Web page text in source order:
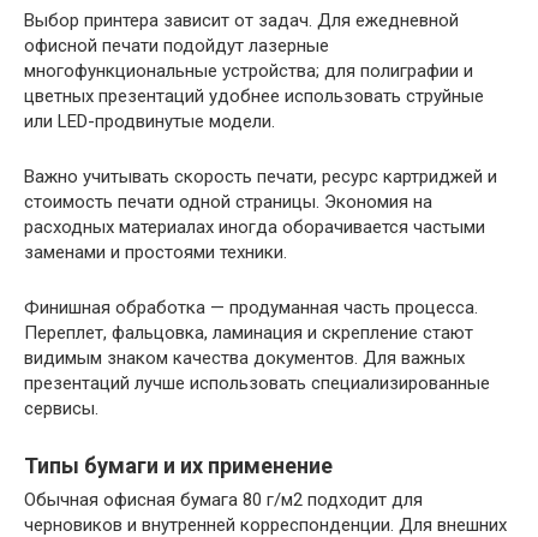
Выбор принтера зависит от задач. Для ежедневной
офисной печати подойдут лазерные
многофункциональные устройства; для полиграфии и
цветных презентаций удобнее использовать струйные
или LED-продвинутые модели.
Важно учитывать скорость печати, ресурс картриджей и
стоимость печати одной страницы. Экономия на
расходных материалах иногда оборачивается частыми
заменами и простоями техники.
Финишная обработка — продуманная часть процесса.
Переплет, фальцовка, ламинация и скрепление стают
видимым знаком качества документов. Для важных
презентаций лучше использовать специализированные
сервисы.
Типы бумаги и их применение
Обычная офисная бумага 80 г/м2 подходит для
черновиков и внутренней корреспонденции. Для внешних